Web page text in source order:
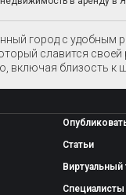
город с удобным
славится своей
включая близость к
Статьи
Виртуальный
Специалисты